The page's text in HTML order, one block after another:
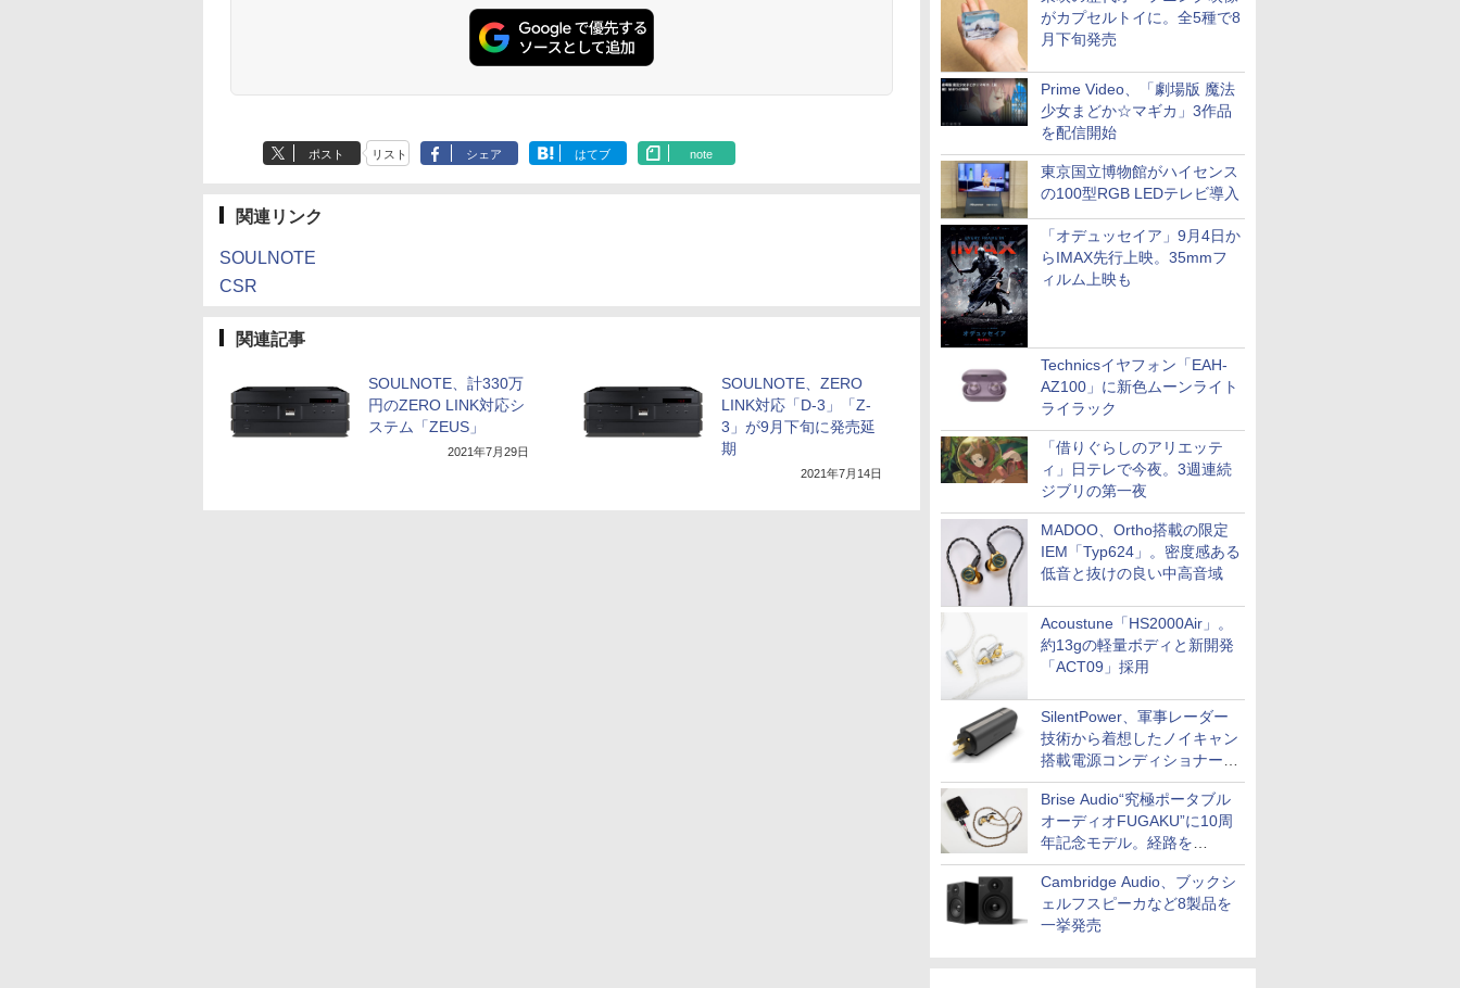
がカプセルトイに。全5種で8
月下旬発売
Prime Video、「劇場版 魔法
少女まどか☆マギカ」3作品
を配信開始
東京国立博物館がハイセンス
の100型RGB LEDテレビ導入
「オデュッセイア」9月4日か
らIMAX先行上映。35mmフ
ィルム上映も
Technicsイヤフォン「EAH-
AZ100」に新色ムーンライト
ライラック
「借りぐらしのアリエッテ
ィ」日テレで今夜。3週連続
ジブリの第一夜
MADOO、Ortho搭載の限定
IEM「Typ624」。密度感ある
低音と抜けの良い中高音域
Acoustune「HS2000Air」。
約13gの軽量ボディと新開発
「ACT09」採用
SilentPower、軍事レーダー
技術から着想したノイキャン
搭載電源コンディショナー
「AC iPurifier2」
Brise Audio“究極ポータブル
オーディオFUGAKU”に10周
年記念モデル。経路を
NISHIKIで統一。400万円
Cambridge Audio、ブックシ
ェルフスピーカなど8製品を
一挙発売
ポスト リスト シェア はてブ note
関連リンク
SOULNOTE
CSR
関連記事
SOULNOTE、計330万
円のZERO LINK対応シ
ステム「ZEUS」
2021年7月29日
SOULNOTE、ZERO
LINK対応「D-3」「Z-
3」が9月下旬に発売延
期
2021年7月14日